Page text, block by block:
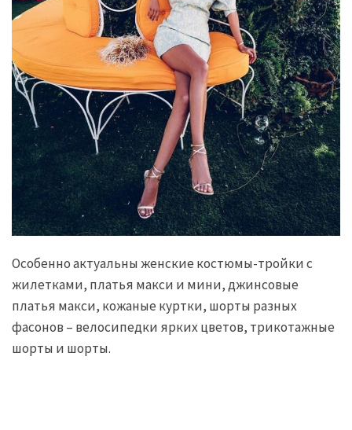
Особенно актуальны женские костюмы-тройки с
жилетками, платья макси и мини, джинсовые
платья макси, кожаные куртки, шорты разных
фасонов – велосипедки ярких цветов, трикотажные
шорты и шорты.